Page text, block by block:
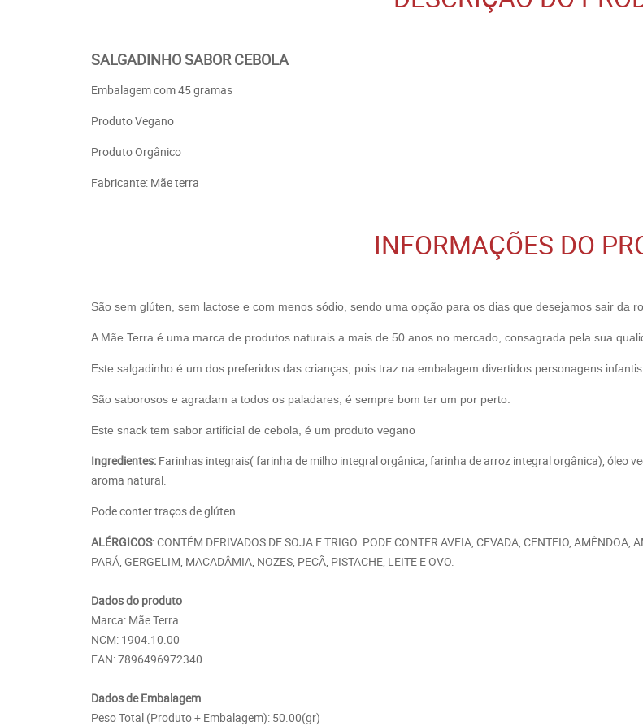
SALGADINHO SABOR CEBOLA
Embalagem com 45 gramas
Produto Vegano
Produto Orgânico
Fabricante: Mãe terra
INFORMAÇÕES DO
São sem glúten, sem lactose e com menos sódio, sendo uma opção para os dias que desejamos sair da
A Mãe Terra é uma marca de produtos naturais a mais de 50 anos no mercado, consagrada pela sua
Este salgadinho é um dos preferidos das crianças, pois traz na embalagem divertidos personagens infantis.
São saborosos e agradam a todos os paladares, é sempre bom ter um por perto.
Este snack tem sabor artificial de cebola, é um produto vegano
Ingredientes: Farinhas integrais( farinha de milho integral orgânica, farinha de arroz integral orgânica), óleo
aroma natural.
Pode conter traços de glúten.
ALÉRGICOS: CONTÉM DERIVADOS DE SOJA E TRIGO. PODE CONTER AVEIA, CEVADA, CENTEIO,
PARÁ, GERGELIM, MACADÂMIA, NOZES, PECÃ, PISTACHE, LEITE E OVO.
Dados do produto
Marca: Mãe Terra
NCM: 1904.10.00
EAN: 7896496972340
Dados de Embalagem
Peso Total (Produto + Embalagem): 50.00(gr)